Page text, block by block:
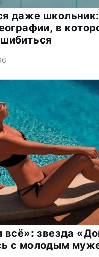
даже
в
всё»: звезда
с молодым